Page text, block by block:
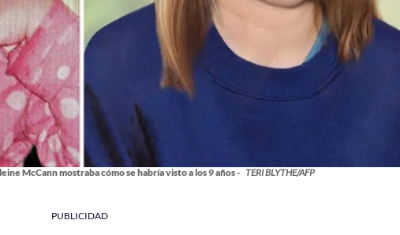
McCann mostraba cómo se habría visto a los 9 años - TERI BLYTHE/AFP
PUBLICIDAD